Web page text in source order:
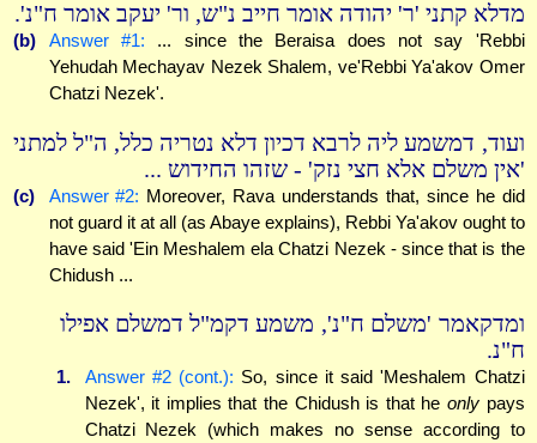
מדלא קתני 'ר' יהודה אומר חייב נ"ש, ור' יעקב אומר ח"נ'.
(b) Answer #1: ... since the Beraisa does not say 'Rebbi
Yehudah Mechayav Nezek Shalem, ve'Rebbi Ya'akov Omer
Chatzi Nezek'.
ועוד, דמשמע ליה לרבא דכיון דלא נטריה כלל, ה"ל למתני
'אין משלם אלא חצי נזק' - שזהו החידוש ...
(c) Answer #2: Moreover, Rava understands that, since he did
not guard it at all (as Abaye explains), Rebbi Ya'akov ought to
have said 'Ein Meshalem ela Chatzi Nezek - since that is the
Chidush ...
ומדקאמר 'משלם ח"נ', משמע דקמ"ל דמשלם אפילו
ח"נ.
1. Answer #2 (cont.): So, since it said 'Meshalem Chatzi
Nezek', it implies that the Chidush is that he onlypays
Chatzi Nezek (which makes no sense according to